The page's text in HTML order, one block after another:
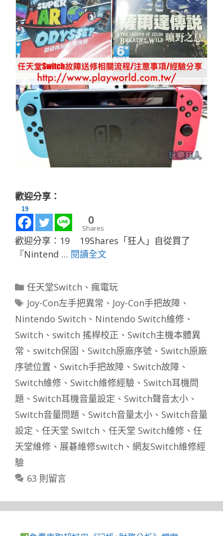
歡迎分享：
19
0
Shares
歡迎分享：19 19Shares「狂人」自從買了
『Nintend … 閱讀全文
分
類
任天堂Switch 、 瘋電玩
標
籤
Joy-Con左手把異常 、 Joy-Con手把故障、
Nintendo Switch 、 Nintendo Switch維修 、
Switch 、 switch 搖桿校正 、 Switch主機本體異
常 、 switch保固 、 Switch原廠序號 、 Switch原廠
序號位置 、 Switch手把故障 、 Switch故障 、
Switch維修 、 Switch維修經驗 、 Switch耳機問
題 、 Switch耳機音量設定 、 Switch聲音太小 、
Switch音量問題 、 Switch音量太小 、 Switch音量
設定 、 任天堂 Switch 、 任天堂 Switch維修 、 任
天堂維修 、 展碁維修switch 、 網友Switch維修經
驗
63 則留言